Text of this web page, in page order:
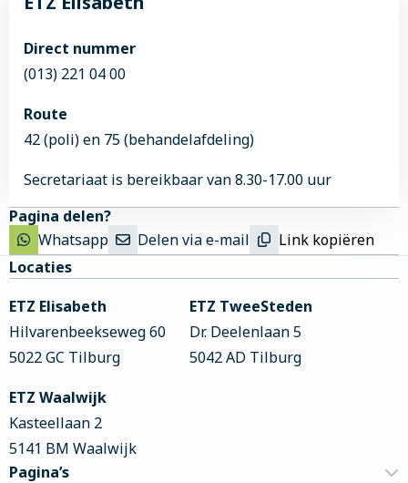
Direct nummer
(013) 221 04 00
Route
42 (poli) en 75 (behandelafdeling)
Secretariaat is bereikbaar van 8.30-17.00 uur
Pagina delen?
Whatsapp
Delen via e-mail Link kopiëren
Site
footer
Locaties
ETZ Elisabeth
Hilvarenbeekseweg 60
5022 GC Tilburg
ETZ TweeSteden
Dr. Deelenlaan 5
5042 AD Tilburg
ETZ Waalwijk
Kasteellaan 2
5141 BM Waalwijk
Pagina’s